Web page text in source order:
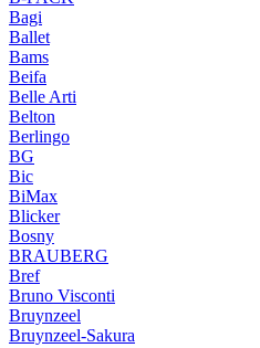
Bagi
Ballet
Bams
Beifa
Belle Arti
Belton
Berlingo
BG
Bic
BiMax
Blicker
Bosny
BRAUBERG
Bref
Bruno Visconti
Bruynzeel
Bruynzeel-Sakura